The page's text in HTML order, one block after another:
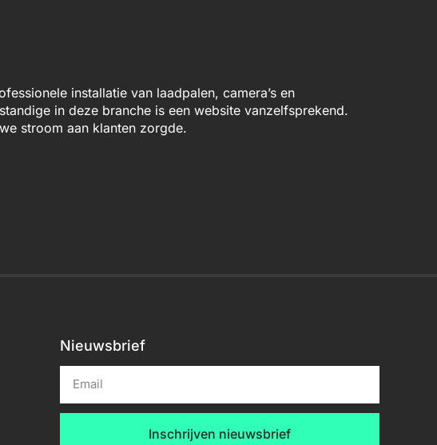
installatie van laadpalen, camera’s en
in deze branche is een website vanzelfsprekend.
stroom aan klanten zorgde.
Nieuwsbrief
Inschrijven nieuwsbrief